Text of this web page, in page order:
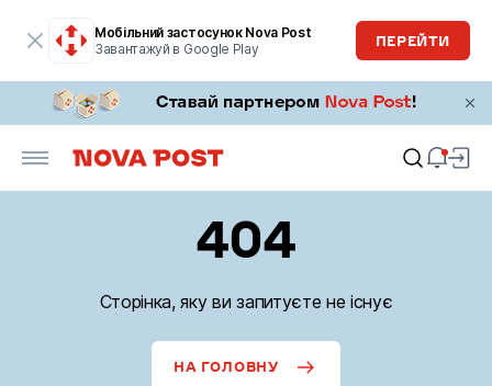
Мобільний застосунок Nova Post
Завантажуй в Google Play
ПЕРЕЙТИ
404
Сторінка, яку ви запитуєте не існує
НА ГОЛОВНУ